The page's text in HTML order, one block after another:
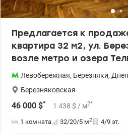
супермаркеты (Новус, АТБ, Сильпо),
клуб, МВЦ, Яхт-клуб, ТРЦ Комод, ТЦ
Русановский канал, пляжи и
пишите Viber/Telegram) для
просмотр. Цена 74 500у.о. (65 000
35 valion.ua/1153014
Предлагается к
квартира 32 м2, ул.
возле метро и озера
Левобережная, Березняки,
Березняковская
46 000 $* 1 438 $ / м2*
1 комната 32/20/5 м2 4/9 эт.